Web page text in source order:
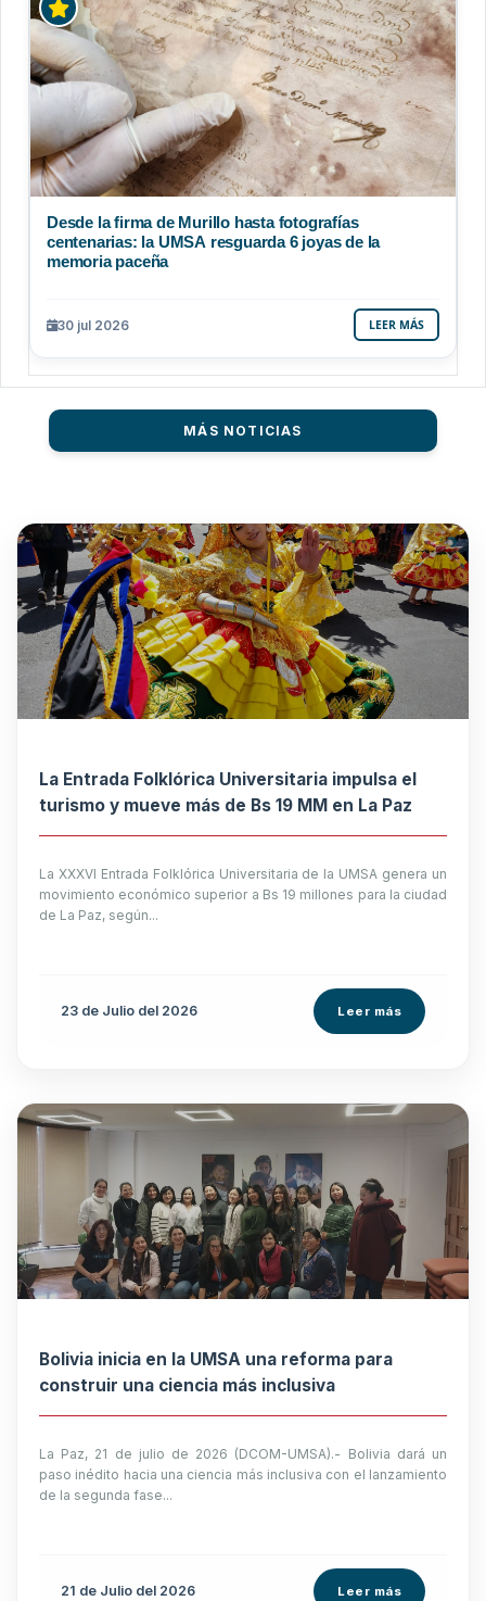
Desde la firma de Murillo hasta fotografías
centenarias: la UMSA resguarda 6 joyas de la
memoria paceña
30 jul 2026 LEER MÁS
MÁS NOTICIAS
La Entrada Folklórica Universitaria impulsa el
turismo y mueve más de Bs 19 MM en La Paz
La XXXVI Entrada Folklórica Universitaria de la UMSA genera un
movimiento económico superior a Bs 19 millones para la ciudad
de La Paz, según...
23 de Julio del 2026 Leer más
Bolivia inicia en la UMSA una reforma para
construir una ciencia más inclusiva
La Paz, 21 de julio de 2026 (DCOM-UMSA).- Bolivia dará un
paso inédito hacia una ciencia más inclusiva con el lanzamiento
de la segunda fase...
21 de Julio del 2026 Leer más